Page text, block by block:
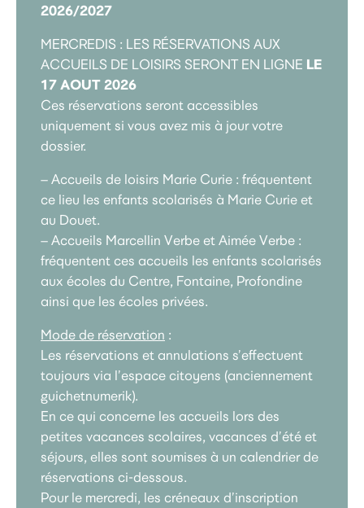
2026/2027
MERCREDIS : LES RÉSERVATIONS AUX
ACCUEILS DE LOISIRS SERONT EN LIGNE LE
17 AOUT 2026
Ces réservations seront accessibles
uniquement si vous avez mis à jour votre
dossier.
– Accueils de loisirs Marie Curie : fréquentent
ce lieu les enfants scolarisés à Marie Curie et
au Douet.
– Accueils Marcellin Verbe et Aimée Verbe :
fréquentent ces accueils les enfants scolarisés
aux écoles du Centre, Fontaine, Profondine
ainsi que les écoles privées.
Mode de réservation :
Les réservations et annulations s’effectuent
toujours via l’espace citoyens (anciennement
guichetnumerik).
En ce qui concerne les accueils lors des
petites vacances scolaires, vacances d’été et
séjours, elles sont soumises à un calendrier de
réservations ci-dessous.
Pour le mercredi, les créneaux d’inscription